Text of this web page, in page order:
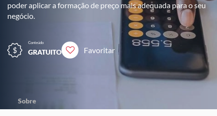
poder aplicar a formação de preço mais adequada para o seu
negócio.
Conteúdo
GRATUITO Favoritar
Sobre